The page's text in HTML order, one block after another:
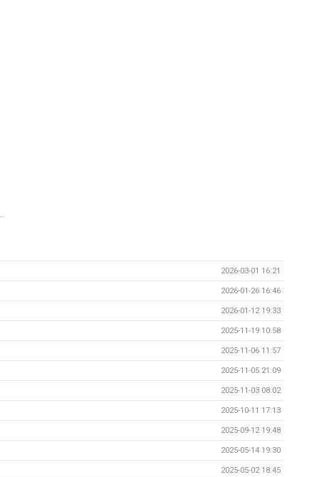
2026-03-01 16:21
2026-01-26 16:46
2026-01-12 19:33
2025-11-19 10:58
2025-11-06 11:57
2025-11-05 21:09
2025-11-03 08:02
2025-10-11 17:13
2025-09-12 19:48
2025-05-14 19:30
2025-05-02 18:45